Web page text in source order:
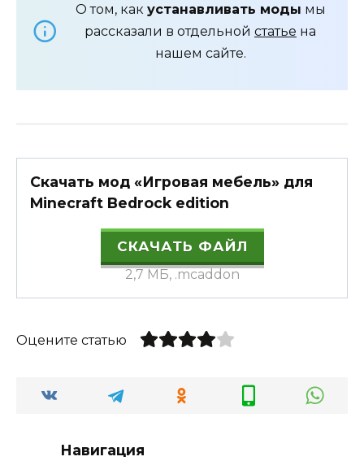
О том, как устанавливать моды мы
рассказали в отдельной статье на
нашем сайте.
Скачать мод «Игровая мебель» для
Minecraft Bedrock edition
СКАЧАТЬ ФАЙЛ
2,7 МБ, .mcaddon
Оцените статью
Навигация